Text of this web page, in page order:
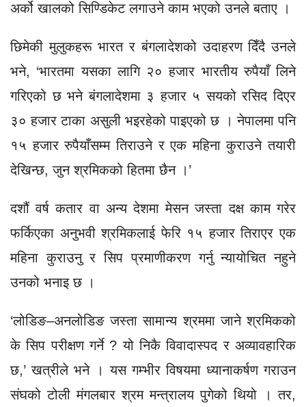
अर्को खालको सिण्डिकेट लगाउने काम भएको उनले बताए ।
छिमेकी मुलुकहरू भारत र बंगलादेशको उदाहरण दिँदै उनले
भने, ‘भारतमा यसका लागि २० हजार भारतीय रुपैयाँ लिने
गरिएको छ भने बंगलादेशमा ३ हजार ५ सयको रसिद दिएर
३० हजार टाका असुली भइरहेको पाइएको छ । नेपालमा पनि
१५ हजार रुपैयाँसम्म तिराउने र एक महिना कुराउने तयारी
देखिन्छ, जुन श्रमिकको हितमा छैन ।’
दशौं वर्ष कतार वा अन्य देशमा मेसन जस्ता दक्ष काम गरेर
फर्किएका अनुभवी श्रमिकलाई फेरि १५ हजार तिराएर एक
महिना कुराउनु र सिप प्रमाणीकरण गर्नु न्यायोचित नहुने
उनको भनाइ छ ।
‘लोडिङ–अनलोडिङ जस्ता सामान्य श्रममा जाने श्रमिकको
के सिप परीक्षण गर्ने ? यो निकै विवादास्पद र अव्यावहारिक
छ,’ खत्रीले भने । यस गम्भीर विषयमा ध्यानाकर्षण गराउन
संघको टोली मंगलबार श्रम मन्त्रालय पुगेको थियो । तर,